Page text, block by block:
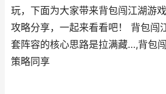
玩，下面为大家带来背包闯江湖游
攻略分享，一起来看看吧！ 背包闯
套阵容的核心思路是拉满藏…,背包
策略同享